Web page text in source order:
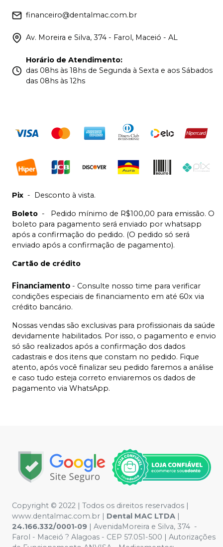
financeiro@dentalmac.com.br
Av. Moreira e Silva, 374 - Farol, Maceió - AL
Horário de Atendimento:
das 08hs às 18hs de Segunda à Sexta e aos Sábados
das 08hs às 12hs
Pix - Desconto à vista.
Boleto -
Pedido mínimo de R$100,00 para emissão. O
boleto para pagamento será enviado por whatsapp
após a confirmação do pedido. (O pedido só será
enviado após a confirmação de pagamento).
Cartão de crédito
Financiamento - Consulte nosso time para verificar
condições especiais de financiamento em até 60x via
crédito bancário.
Nossas vendas são exclusivas para profissionais da saúde
devidamente habilitados. Por isso, o pagamento e envio
só são realizados após a confirmação dos dados
cadastrais e dos itens que constam no pedido. Fique
atento, após você finalizar seu pedido faremos a análise
e caso tudo esteja correto enviaremos os dados de
pagamento via WhatsApp.
Copyright © 2022 | Todos os direitos reservados |
www.dentalmac.com.br | Dental MAC LTDA |
24.166.332/0001-09 | AvenidaMoreira e Silva, 374 -
Farol - Maceió ? Alagoas - CEP 57.051-500 | Autorizações